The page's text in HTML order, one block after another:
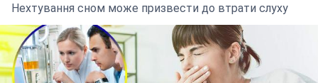
Нехтування сном може призвести до втрати слуху